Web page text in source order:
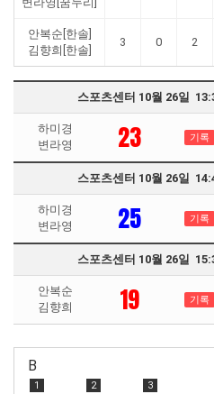
안복순[한솔]
김향희[한솔]
3 0 2
스포츠센터 10월 26일
하미경
변라영
23 기록
스포츠센터 10월 26일
하미경
변라영
25 기록
스포츠센터 10월 26일
안복순
김향희
19 기록
B
1 2 3